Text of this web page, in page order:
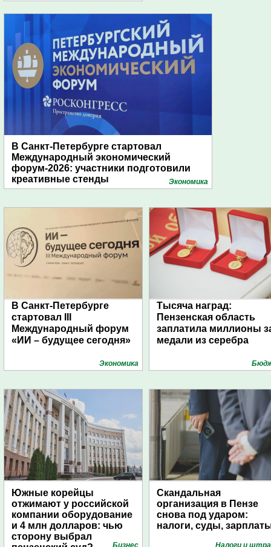
В Санкт-Петербурге стартовал
Международный экономический
форум-2026: участники подготовили
креативные стенды
Экономика
В Санкт-Петербурге
стартовал III
Международный форум
«ИИ – будущее сегодня»
Экономика
Тысяча наград:
Пензенская область
заплатила миллионы
медали из серебра
Южные корейцы
отжимают у российской
компании оборудование
и 4 млн долларов: чью
сторону выбрал
Бизнес
Скандальная
организация в Пензе
снова под ударом:
налоги, суды,
Налоги и